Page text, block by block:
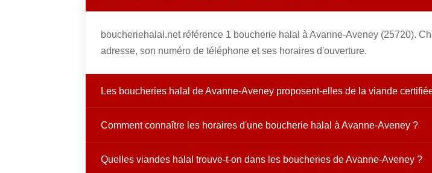
boucheriehalal.net référence 1 boucherie halal à Avanne-Aveney (25720).
adresse, son numéro de téléphone et ses horaires d'ouverture.
Les boucheries halal de Avanne-Aveney proposent-elles de la viande
Comment connaître les horaires d'une boucherie halal à Avanne-Aveney ?
Quelles viandes halal trouve-t-on dans les boucheries de Avanne-Aveney ?